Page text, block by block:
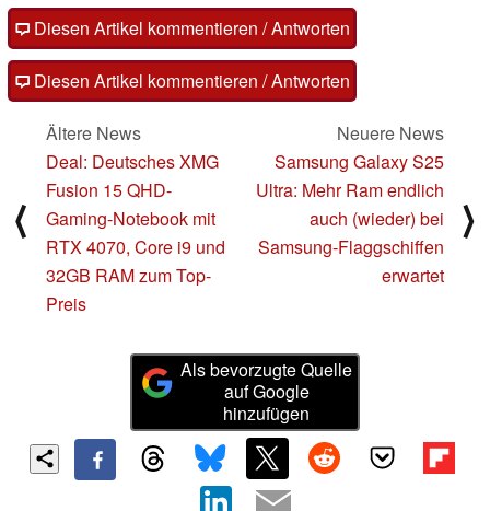
Diesen Artikel kommentieren / Antworten
Diesen Artikel kommentieren / Antworten
⟨
Ältere News
Deal: Deutsches XMG
Fusion 15 QHD-
Gaming-Notebook mit
RTX 4070, Core i9 und
32GB RAM zum Top-
Preis
Neuere News
Samsung Galaxy S25
Ultra: Mehr Ram endlich
auch (wieder) bei
Samsung-Flaggschiffen
erwartet
⟩
Als bevorzugte Quelle
auf Google
hinzufügen